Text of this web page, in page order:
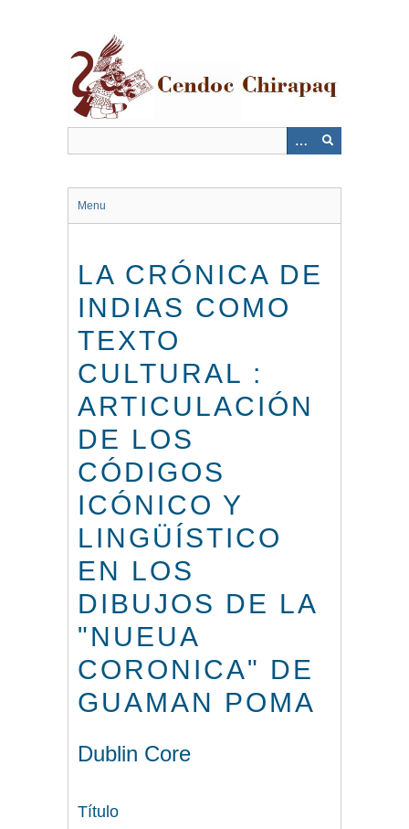
Menu
LA CRÓNICA DE
INDIAS COMO
TEXTO
CULTURAL :
ARTICULACIÓN
DE LOS
CÓDIGOS
ICÓNICO Y
LINGÜÍSTICO
EN LOS
DIBUJOS DE LA
"NUEUA
CORONICA" DE
GUAMAN POMA
Dublin Core
Título